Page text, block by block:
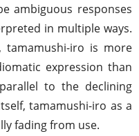
ambiguous responses
in multiple ways.
tamamushi-iro is more
expression than
to the declining
tamamushi-iro as a
fading from use.